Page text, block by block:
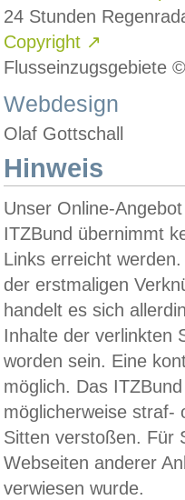
24 Stunden
Copyright ↗
Flusseinzugsgebiete
Webdesign
Olaf Gottschall
Hinweis
Unser Online-
ITZBund übernimmt
Links erreicht
der erstmaligen
handelt es sich
Inhalte der verlinkten
worden sein. Eine
möglich. Das
möglicherweise straf-
Sitten verstoßen. Für
Webseiten anderer
verwiesen wurde.